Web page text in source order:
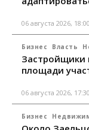
06 августа 2026, 18:00
Бизнес Власть
Застройщики
площади
06 августа 2026, 17:30
Бизнес